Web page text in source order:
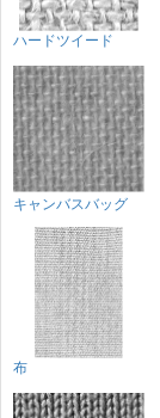
ハードツイード
キャンバスバッグ
布